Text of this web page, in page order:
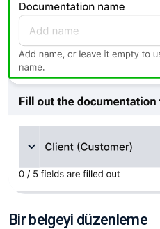
Bir belgeyi düzenleme